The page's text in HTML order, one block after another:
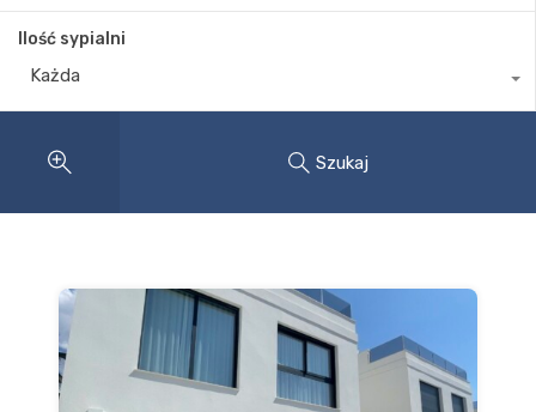
Ilość sypialni
Każda
Szukaj